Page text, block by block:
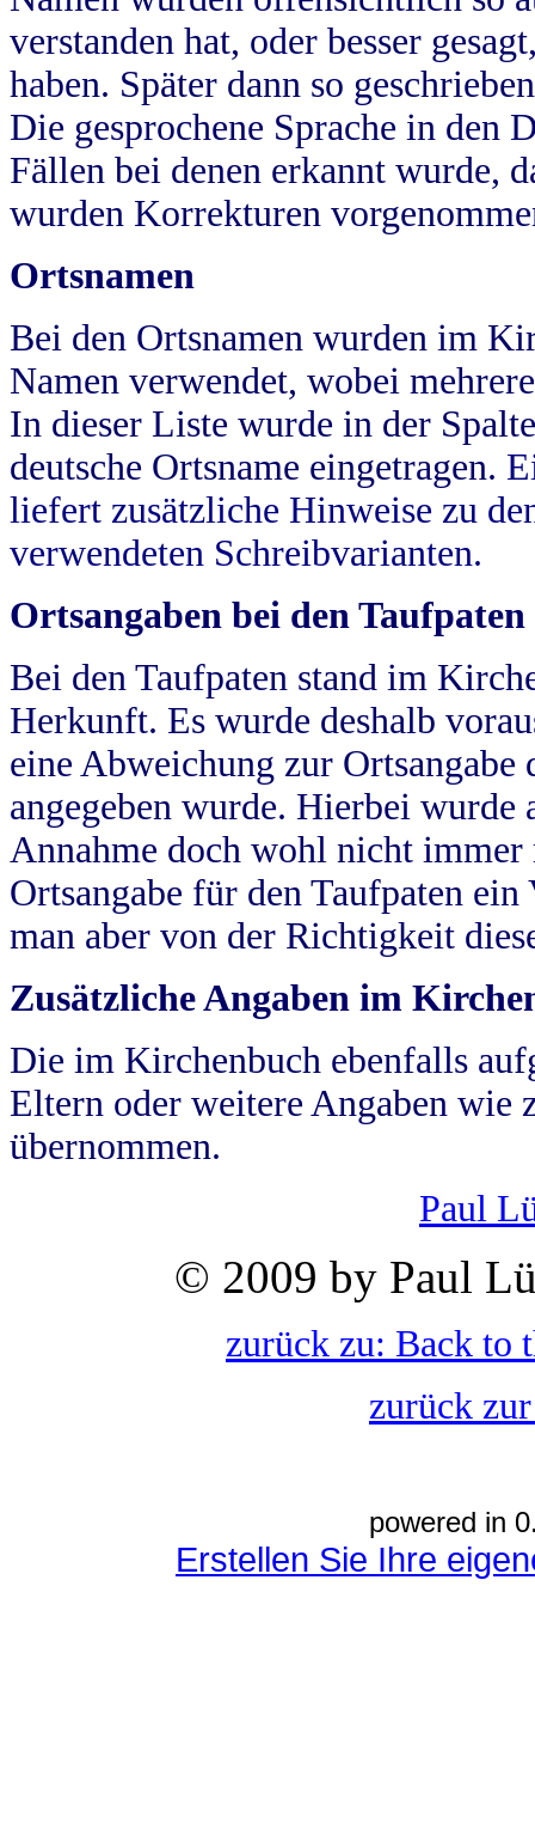
verstanden hat, oder besser
haben. Später dann so
Die gesprochene Sprache in
Fällen bei denen erkannt wurde,
wurden Korrekturen
Ortsnamen
Bei den Ortsnamen wurden im
Namen verwendet, wobei
In dieser Liste wurde in der
deutsche Ortsname eingetragen.
liefert zusätzliche Hinweise zu
verwendeten Schreibvarianten.
Ortsangaben bei den Taufpaten
Bei den Taufpaten stand im
Herkunft. Es wurde deshalb
eine Abweichung zur
angegeben wurde. Hierbei wurde
Annahme doch wohl nicht
Ortsangabe für den Taufpaten
man aber von der Richtigkeit
Zusätzliche Angaben im
Die im Kirchenbuch ebenfalls
Eltern oder weitere Angaben wie
übernommen.
Paul
© 2009 by Paul
zurück zu: Back to
zurück
powered in
Erstellen Sie Ihre